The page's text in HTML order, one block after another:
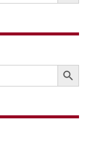
SEARCH